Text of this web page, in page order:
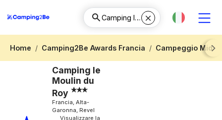
Home Camping2Be Awards Francia
Campeggio Midi-
Next
Camping le
Moulin du
Roy
Francia, Alta-
Garonna, Revel
Visualizzare la